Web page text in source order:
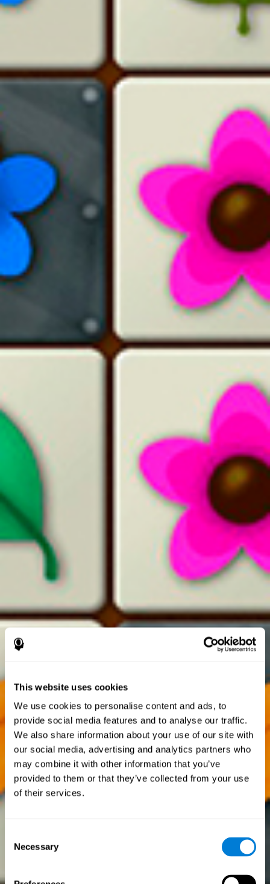
This website uses cookies
We use cookies to personalise content and ads, to
provide social media features and to analyse our traffic.
We also share information about your use of our site with
our social media, advertising and analytics partners who
may combine it with other information that you’ve
provided to them or that they’ve collected from your use
of their services.
Selection
Necessary